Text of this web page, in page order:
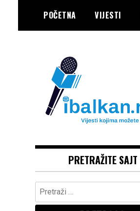
content
POČETNA VIJESTI
IBALKAN
PRETRAŽITE SAJT
Pretraga: